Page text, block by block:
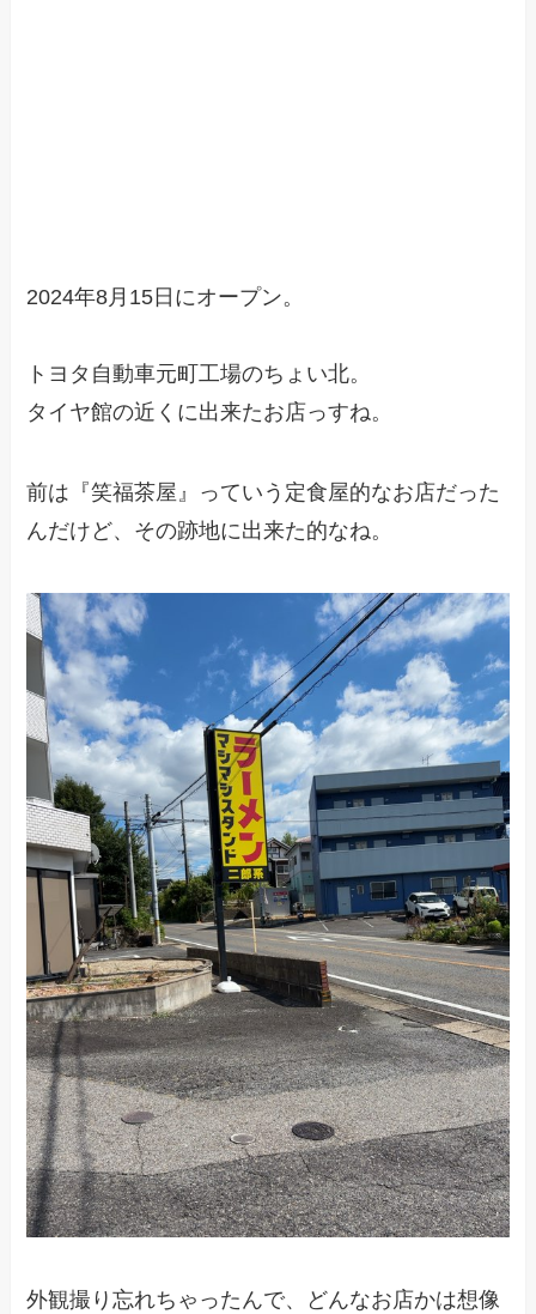
2024年8月15日にオープン。
トヨタ自動車元町工場のちょい北。
タイヤ館の近くに出来たお店っすね。
前は『笑福茶屋』っていう定食屋的なお店だった
んだけど、その跡地に出来た的なね。
外観撮り忘れちゃったんで、どんなお店かは想像